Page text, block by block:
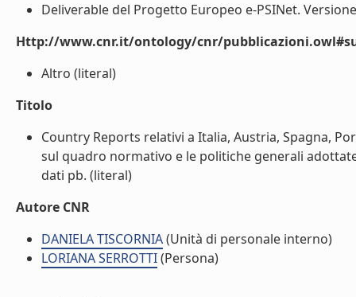
Deliverable del Progetto Europeo e-PSINet.
Http://www.cnr.it/ontology/cnr/
Altro (literal)
Titolo
Country Reports relativi a Italia, Austria, Spagna,
sul quadro normativo e le politiche generali
dati pb. (literal)
Autore CNR
DANIELA TISCORNIA(Unità di personale interno)
LORIANA SERROTTI(Persona)